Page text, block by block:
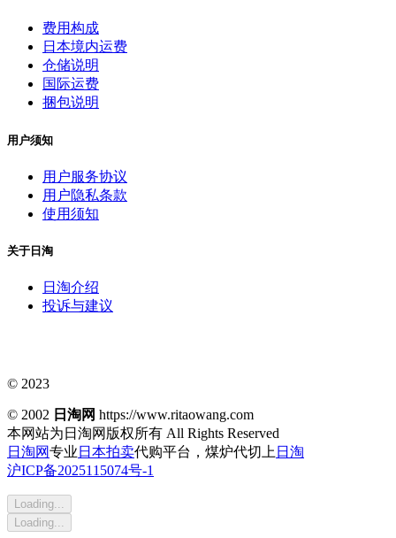
费用构成
日本境内运费
仓储说明
国际运费
捆包说明
用户须知
用户服务协议
用户隐私条款
使用须知
关于日淘
日淘介绍
投诉与建议
© 2023
© 2002 日淘网 https://www.ritaowang.com
本网站为日淘网版权所有 All Rights Reserved
日淘网专业 日本拍卖代购平台，煤炉代切上 日淘
沪ICP备2025115074号-1
Loading...
Loading...